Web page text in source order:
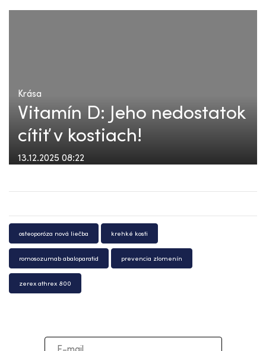
Krása
Vitamín D: Jeho nedostatok
cítiť v kostiach!
13.12.2025 08:22
osteoporóza nová liečba krehké kosti
romosozumab abaloparatid prevencia zlomenín
zerex athrex 800